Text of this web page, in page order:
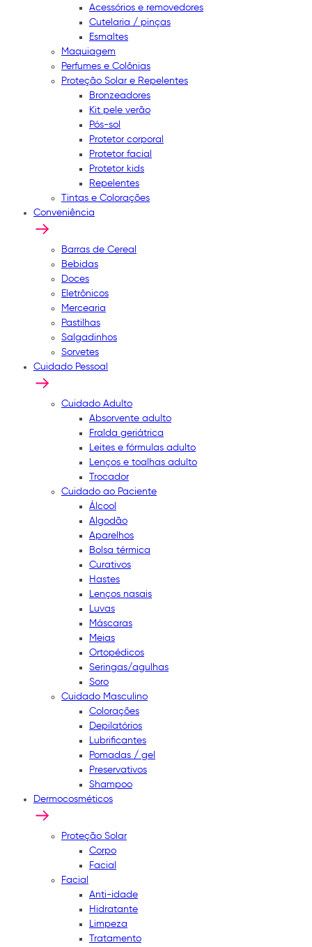
Acessórios e removedores
Cutelaria / pinças
Esmaltes
Maquiagem
Perfumes e Colônias
Proteção Solar e Repelentes
Bronzeadores
Kit pele verão
Pós-sol
Protetor corporal
Protetor facial
Protetor kids
Repelentes
Tintas e Colorações
Conveniência
Barras de Cereal
Bebidas
Doces
Eletrônicos
Mercearia
Pastilhas
Salgadinhos
Sorvetes
Cuidado Pessoal
Cuidado Adulto
Absorvente adulto
Fralda geriátrica
Leites e fórmulas adulto
Lenços e toalhas adulto
Trocador
Cuidado ao Paciente
Álcool
Algodão
Aparelhos
Bolsa térmica
Curativos
Hastes
Lenços nasais
Luvas
Máscaras
Meias
Ortopédicos
Seringas/agulhas
Soro
Cuidado Masculino
Colorações
Depilatórios
Lubrificantes
Pomadas / gel
Preservativos
Shampoo
Dermocosméticos
Proteção Solar
Corpo
Facial
Facial
Anti-idade
Hidratante
Limpeza
Tratamento